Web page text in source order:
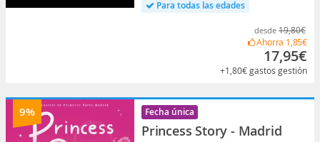
Para todas las edades
desde 19,80€
Ahorra 1,85€
17,95€
+1,80€gastos gestión
9% Fecha única
Princess Story - Madrid